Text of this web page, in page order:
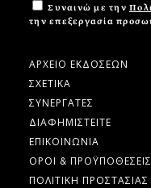
Συναινώ με την
την επεξεργασία
ΑΡΧΕΙΟ ΕΚΔΟΣΕΩΝ
ΣΧΕΤΙΚΑ
ΣΥΝΕΡΓΑΤΕΣ
ΔΙΑΦΗΜΙΣΤΕΙΤΕ
ΕΠΙΚΟΙΝΩΝΙΑ
ΟΡΟΙ &
ΠΟΛΙΤΙΚΗ